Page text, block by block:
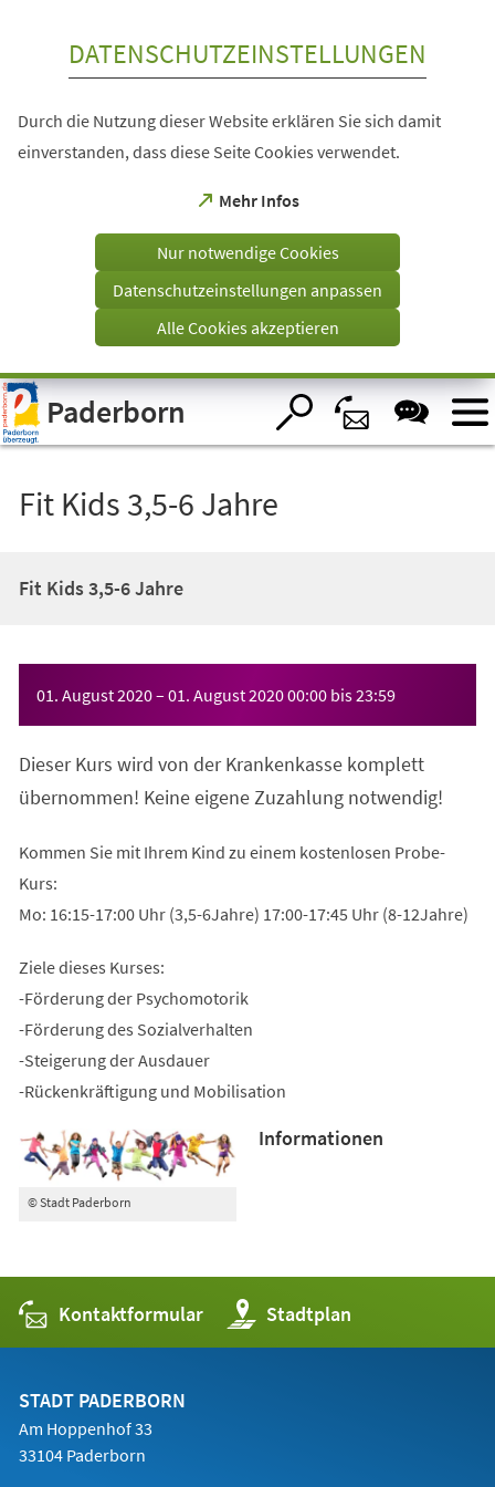
Visuelle
Assistenzsoftware
öffnen.
DATENSCHUTZEINSTELLUNGEN
Durch die Nutzung dieser Website erklären Sie sich damit
einverstanden, dass diese Seite Cookies verwendet.
Mehr Infos
(Öffnet
einem
Tab)
Nur notwendige Cookies
Datenschutzeinstellungen anpassen
Alle Cookies akzeptieren
Paderborn
Fit Kids 3,5-6 Jahre
Fit Kids 3,5-6 Jahre
01. August 2020– 01. August 202000:00 bis23:59
Dieser Kurs wird von der Krankenkasse komplett
übernommen! Keine eigene Zuzahlung notwendig!
Kommen Sie mit Ihrem Kind zu einem kostenlosen Probe-
Kurs:
Mo: 16:15-17:00 Uhr (3,5-6Jahre) 17:00-17:45 Uhr (8-12Jahre)
Ziele dieses Kurses:
-Förderung der Psychomotorik
-Förderung des Sozialverhalten
-Steigerung der Ausdauer
-Rückenkräftigung und Mobilisation
© Stadt Paderborn
Informationen
Kontaktformular Stadtplan
(Öffnet
in
einem
STADT PADERBORN
Am Hoppenhof 33
33104 Paderborn